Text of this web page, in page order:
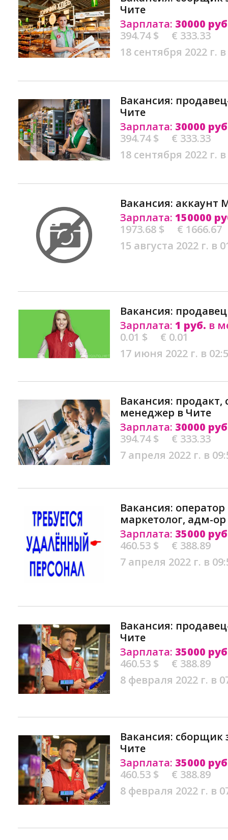
Чите
Зарплата: 30000
394.74 $
€ 333.33
18 сентября 2022 г.
Вакансия:
Чите
Зарплата: 30000
394.74 $
€ 333.33
18 сентября 2022 г.
Вакансия: аккаунт
Зарплата: 150000
1973.68 $
€ 1666.67
15 августа 2022 г. в
Вакансия:
Зарплата: 1 руб. в
0.01 $
€ 0.01
17 июня 2022 г. в
Вакансия: продакт,
менеджер в Чите
Зарплата: 30000
394.74 $
€ 333.33
7 апреля 2022 г. в
Вакансия:
маркетолог, адм-
Зарплата: 35000
460.53 $
€ 388.89
7 апреля 2022 г. в
Вакансия:
Чите
Зарплата: 35000
460.53 $
€ 388.89
8 февраля 2022 г. в
Вакансия: сборщик
Чите
Зарплата: 35000
460.53 $
€ 388.89
8 февраля 2022 г. в